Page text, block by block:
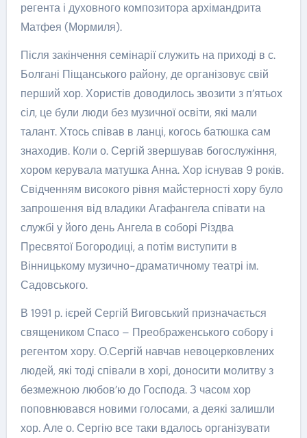
регента і духовного композитора архімандрита
Матфея (Мормиля).
Після закінчення семінарії служить на приході в с.
Болгані Піщанського району, де організовує свій
перший хор. Хористів доводилось звозити з п’ятьох
сіл, це були люди без музичної освіти, які мали
талант. Хтось співав в ланці, когось батюшка сам
знаходив. Коли о. Сергій звершував богослужіння,
хором керувала матушка Анна. Хор існував 9 років.
Свідченням високого рівня майстерності хору було
запрошення від владики Агафангела співати на
службі у його день Ангела в соборі Різдва
Пресвятої Богородиці, а потім виступити в
Вінницькому музично-драматичному театрі ім.
Садовського.
В 1991 р. ієрей Сергій Виговський призначається
священиком Спасо – Преображенського собору і
регентом хору. О.Сергій навчав невоцерковлених
людей, які тоді співали в хорі, доносити молитву з
безмежною любов’ю до Господа. З часом хор
поповнювався новими голосами, а деякі залишли
хор. Але о. Сергію все таки вдалось організувати